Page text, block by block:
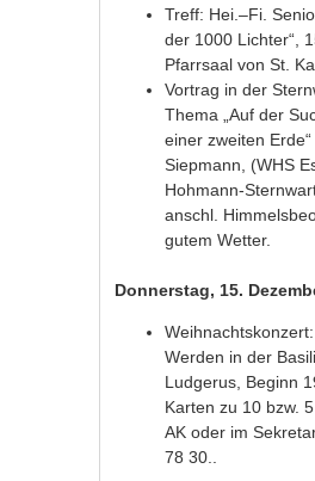
Treff: Hei.–Fi.
der 1000 Lichter“,
Pfarrsaal von St.
Vortrag in der
Thema „Auf der
einer zweiten
Siepmann, (WHS
Hohmann-
anschl.
gutem Wetter.
Donnerstag, 15.
Werden in der
Ludgerus, Beginn
Karten zu 10 bzw.
AK oder im
78 30..